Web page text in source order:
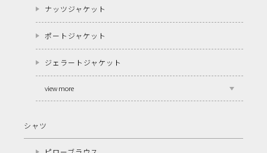
ナッツジャケット
ポートジャケット
ジェラートジャケット
view more
シャツ